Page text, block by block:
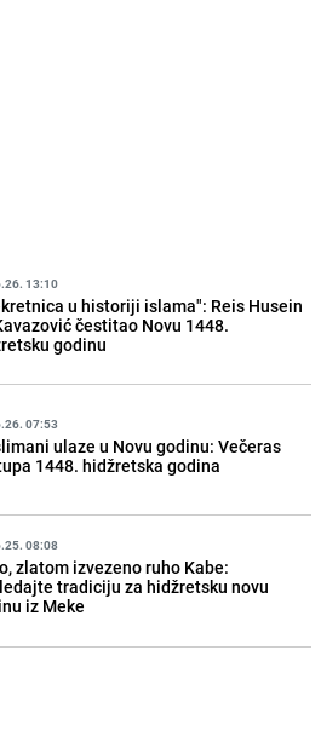
13:10
u historiji islama": Reis Husein
čestitao Novu 1448.
godinu
07:53
ulaze u Novu godinu: Večeras
1448. hidžretska godina
08:08
zlatom izvezeno ruho Kabe:
tradiciju za hidžretsku novu
iz Meke